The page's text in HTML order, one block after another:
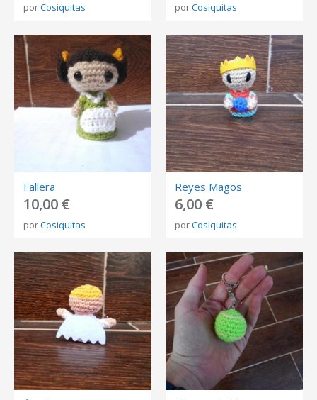
porCosiquitas porCosiquitas
Fallera
10,00 €
porCosiquitas
Reyes Magos
6,00 €
porCosiquitas